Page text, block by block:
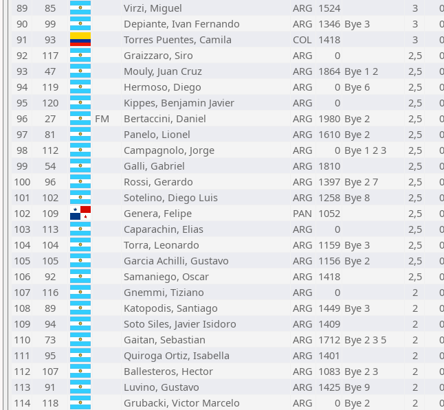
89
85 Virzi, Miguel ARG 1524 3 0
90
99 Depiante, Ivan Fernando ARG 1346 Bye 3 3 0
91
93 Torres Puentes, Camila COL 1418 3 0
92
117 Graizzaro, Siro ARG 0 2,5 0
93
47 Mouly, Juan Cruz ARG 1864 Bye 1 2 2,5 0
94
119 Hermoso, Diego ARG 0 Bye 6 2,5 0
95
120 Kippes, Benjamin Javier ARG 0 2,5 0
96
27 FM Bertaccini, Daniel ARG 1980 Bye 2 2,5 0
97
81 Panelo, Lionel ARG 1610 Bye 2 2,5 0
98
112 Campagnolo, Jorge ARG 0 Bye 1 2 3 2,5 0
99
54 Galli, Gabriel ARG 1810 2,5 0
100
96 Rossi, Gerardo ARG 1397 Bye 2 7 2,5 0
101
102 Sotelino, Diego Luis ARG 1258 Bye 8 2,5 0
102
109 Genera, Felipe PAN 1052 2,5 0
103
113 Caparachin, Elias ARG 0 2,5 0
104
104 Torra, Leonardo ARG 1159 Bye 3 2,5 0
105
105 Garcia Achilli, Gustavo ARG 1156 Bye 2 2,5 0
106
92 Samaniego, Oscar ARG 1418 2,5 0
107
116 Gnemmi, Tiziano ARG 0 2 0
108
89 Katopodis, Santiago ARG 1449 Bye 3 2 0
109
94 Soto Siles, Javier Isidoro ARG 1409 2 0
110
73 Gaitan, Sebastian ARG 1712 Bye 2 3 5 2 0
111
95 Quiroga Ortiz, Isabella ARG 1401 2 0
112
107 Ballesteros, Hector ARG 1083 Bye 2 3 2 0
113
91 Luvino, Gustavo ARG 1425 Bye 9 2 0
114
118 Grubacki, Victor Marcelo ARG 0 Bye 2 2 0